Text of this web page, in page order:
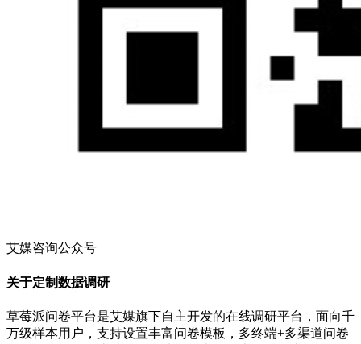
艾媒咨询公众号
关于定制数据调研
草莓派问卷平台是艾媒旗下自主开发的在线调研平台，面向千
万级样本用户，支持设置丰富问卷模板，多终端+多渠道问卷